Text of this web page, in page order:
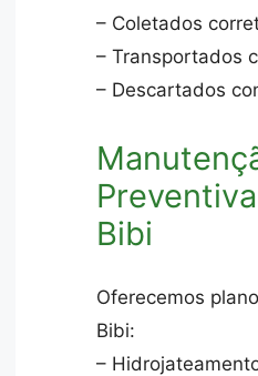
– Coletados
– Transportados
– Descartados
Bibi
Oferecemos
Bibi:
–